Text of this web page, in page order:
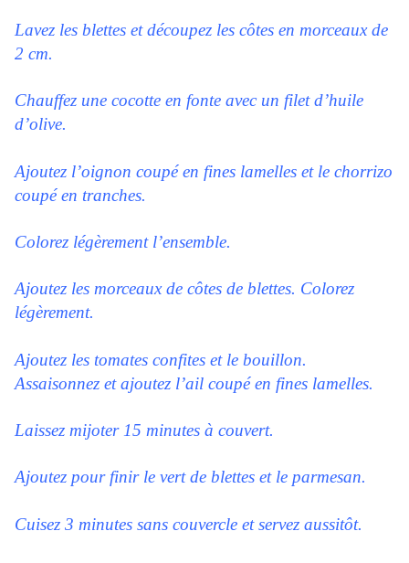
Lavez les blettes et découpez les côtes en morceaux de
2 cm.
Chauffez une cocotte en fonte avec un filet d’huile
d’olive.
Ajoutez l’oignon coupé en fines lamelles et le chorrizo
coupé en tranches.
Colorez légèrement l’ensemble.
Ajoutez les morceaux de côtes de blettes. Colorez
légèrement.
Ajoutez les tomates confites et le bouillon.
Assaisonnez et ajoutez l’ail coupé en fines lamelles.
Laissez mijoter 15 minutes à couvert.
Ajoutez pour finir le vert de blettes et le parmesan.
Cuisez 3 minutes sans couvercle et servez aussitôt.